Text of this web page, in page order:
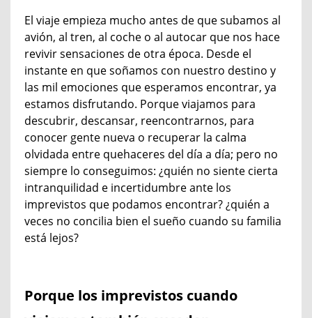
El viaje empieza mucho antes de que subamos al
avión, al tren, al coche o al autocar que nos hace
revivir sensaciones de otra época. Desde el
instante en que soñamos con nuestro destino y
las mil emociones que esperamos encontrar, ya
estamos disfrutando. Porque viajamos para
descubrir, descansar, reencontrarnos, para
conocer gente nueva o recuperar la calma
olvidada entre quehaceres del día a día; pero no
siempre lo conseguimos: ¿quién no siente cierta
intranquilidad e incertidumbre ante los
imprevistos que podamos encontrar? ¿quién a
veces no concilia bien el sueño cuando su familia
está lejos?
Porque los imprevistos cuando